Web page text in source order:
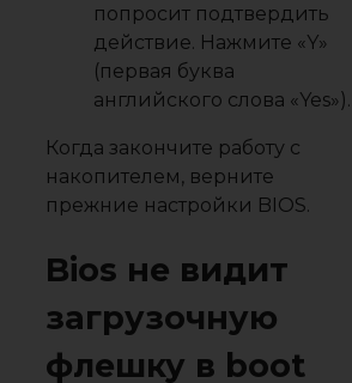
попросит подтвердить
действие. Нажмите «Y»
(первая буква
английского слова «Yes»).
Когда закончите работу с
накопителем, верните
прежние настройки BIOS.
Bios не видит
загрузочную
флешку в boot